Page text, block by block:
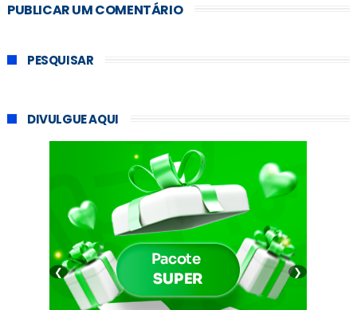
PUBLICAR UM COMENTÁRIO
PESQUISAR
DIVULGUE AQUI
❮ ❯